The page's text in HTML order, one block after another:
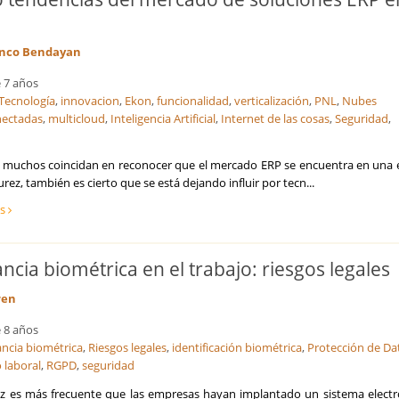
Bendayan
años
, innovacion, Ekon,funcionalidad,verticalización, PNL, Nubes
, multicloud, Inteligencia Artificial, Internet de las cosas,Seguridad,
coincidan en reconocer que el mercado ERP se encuentra en una
también es cierto que se está dejando influir por tecn...
biométrica en el trabajo: riesgos legales
años
biométrica, Riesgos legales, identificación biométrica, Protección de
laboral, RGPD,seguridad
es más frecuente que las empresas hayan implantado un sistema